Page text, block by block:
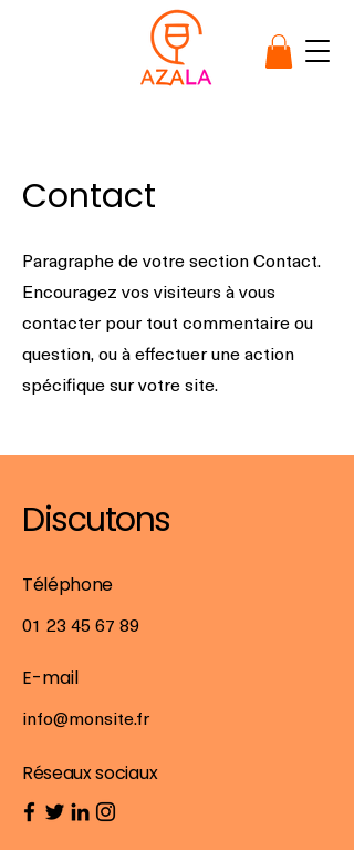
Contact
Paragraphe de votre section Contact.
Encouragez vos visiteurs à vous
contacter pour tout commentaire ou
question, ou à effectuer une action
spécifique sur votre site.
Discutons
Téléphone
01 23 45 67 89
E-mail
info@monsite.fr
Réseaux sociaux